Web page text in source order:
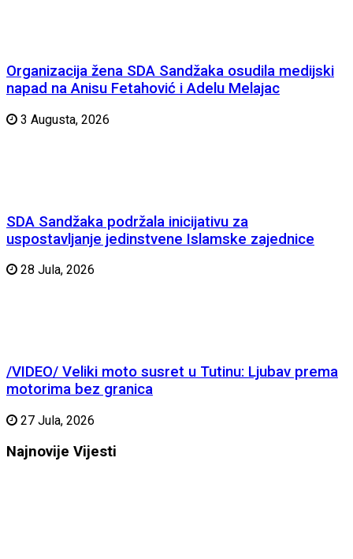
Organizacija žena SDA Sandžaka osudila medijski
napad na Anisu Fetahović i Adelu Melajac
3 Augusta, 2026
SDA Sandžaka podržala inicijativu za
uspostavljanje jedinstvene Islamske zajednice
28 Jula, 2026
/VIDEO/ Veliki moto susret u Tutinu: Ljubav prema
motorima bez granica
27 Jula, 2026
Najnovije Vijesti